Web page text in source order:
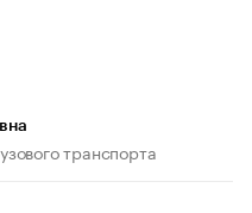
транспорта